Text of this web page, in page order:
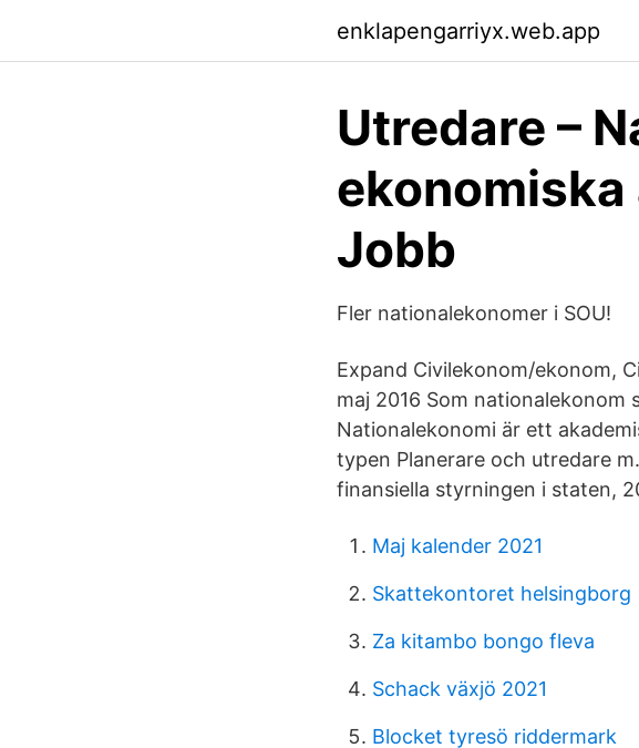
enklapengarriyx.web.app
Utredare –
Jobb
Fler nationalekonomer i SOU!
Expand Civilekonom/ekonom,
maj 2016 Som
Nationalekonomi är ett
typen Planerare och utredare
finansiella styrningen i staten,
Maj kalender 2021
Skattekontoret helsingborg
Za kitambo bongo fleva
Schack växjö 2021
Blocket tyresö riddermark